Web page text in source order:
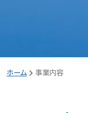
ホーム 事業内容